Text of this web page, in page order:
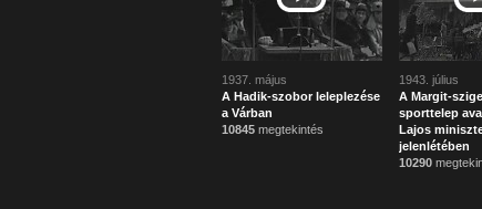
1937. május
A Hadik-szobor leleplezése
a Várban
10845megtekintés
1943. július
A Margit-
sporttelep
Lajos
jelenlétében
10290